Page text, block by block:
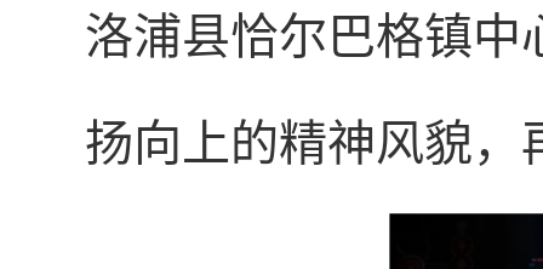
洛浦县恰尔巴格镇中
扬向上的精神风貌，